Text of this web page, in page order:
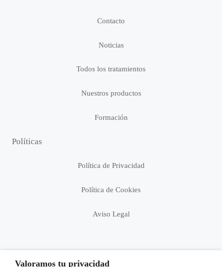
Contacto
Noticias
Todos los tratamientos
Nuestros productos
Formación
Políticas
Política de Privacidad
Política de Cookies
Aviso Legal
Valoramos tu privacidad